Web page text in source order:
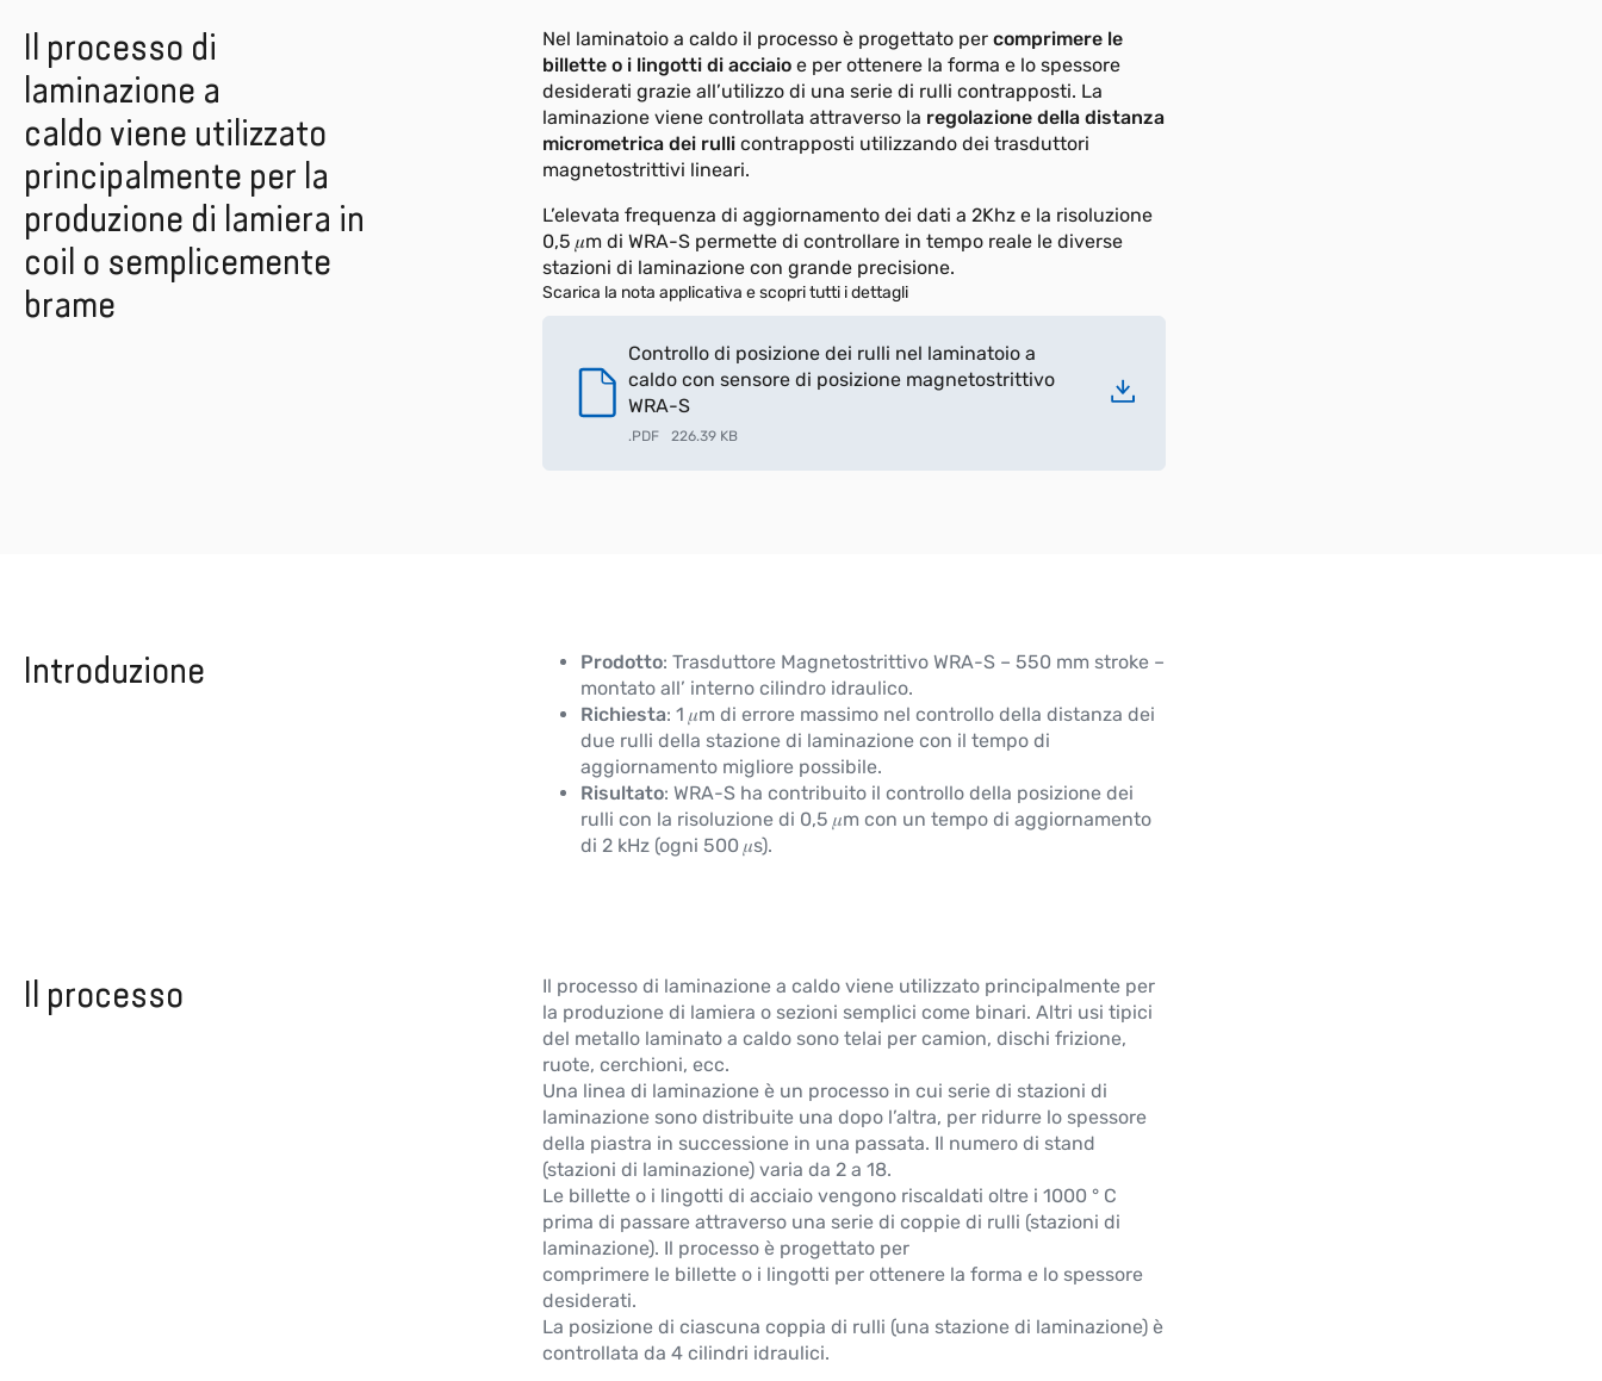
Il processo di
laminazione a
caldo viene utilizzato
principalmente per la
produzione di lamiera in
coil o semplicemente
brame
Nel laminatoio a caldo il processo è progettato per comprimere le
billette o i lingotti di acciaioe per ottenere la forma e lo spessore
desiderati grazie all’utilizzo di una serie di rulli contrapposti. La
laminazione viene controllata attraverso la regolazione della distanza
micrometrica dei rulli contrapposti utilizzando dei trasduttori
magnetostrittivi lineari.
L’elevata frequenza di aggiornamento dei dati a 2Khz e la risoluzione
0,5 𝜇m di WRA-S permette di controllare in tempo reale le diverse
stazioni di laminazione con grande precisione.
Scarica la nota applicativa e scopri tutti i dettagli
Controllo di posizione dei rulli nel laminatoio a
caldo con sensore di posizione magnetostrittivo
WRA-S
.PDF 226.39 KB
Introduzione Prodotto: Trasduttore Magnetostrittivo WRA-S – 550 mm stroke –
montato all’ interno cilindro idraulico.
Richiesta: 1 𝜇m di errore massimo nel controllo della distanza dei
due rulli della stazione di laminazione con il tempo di
aggiornamento migliore possibile.
Risultato: WRA-S ha contribuito il controllo della posizione dei
rulli con la risoluzione di 0,5 𝜇m con un tempo di aggiornamento
di 2 kHz (ogni 500 𝜇s).
Il processo
Il processo di laminazione a caldo viene utilizzato principalmente per
la produzione di lamiera o sezioni semplici come binari. Altri usi tipici
del metallo laminato a caldo sono telai per camion, dischi frizione,
ruote, cerchioni, ecc.
Una linea di laminazione è un processo in cui serie di stazioni di
laminazione sono distribuite una dopo l’altra, per ridurre lo spessore
della piastra in successione in una passata. Il numero di stand
(stazioni di laminazione) varia da 2 a 18.
Le billette o i lingotti di acciaio vengono riscaldati oltre i 1000 ° C
prima di passare attraverso una serie di coppie di rulli (stazioni di
laminazione). Il processo è progettato per
comprimere le billette o i lingotti per ottenere la forma e lo spessore
desiderati.
La posizione di ciascuna coppia di rulli (una stazione di laminazione) è
controllata da 4 cilindri idraulici.